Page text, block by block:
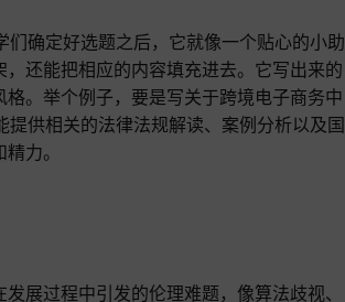
确定好选题之后，它就像一个贴心的小助
还能把相应的内容填充进去。它写出来的
。举个例子，要是写关于跨境电子商务中
供相关的法律法规解读、案例分析以及国
力。
展过程中引发的伦理难题，像算法歧视、